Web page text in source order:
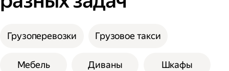
Грузоперевозки Грузовое такси
Мебель Диваны Шкафы